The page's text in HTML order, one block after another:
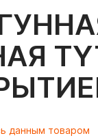
данным товаром